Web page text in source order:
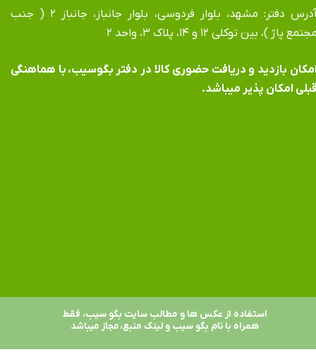
آدرس دفتر: مشهد، بلوار فردوسی، بلوار جانباز، جانباز ۲ ( جنب
پاژ )، بین توکلی ۱۲ و ۱۴، پلاک ۳، واحد ۲
بازدید و دریافت حضوری کالا در دفتر بگوسیب، با هماهنگی
امکان پذیر میباشد.
استفاده از عکس ها و مطالب سایت بگو سیب، فقط
همراه با نام بگو سیب و لینک منبع، مجاز میباشد